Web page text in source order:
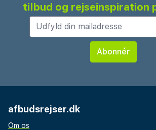
tilbud og rejseinspiration
afbudsrejser.dk
Om os